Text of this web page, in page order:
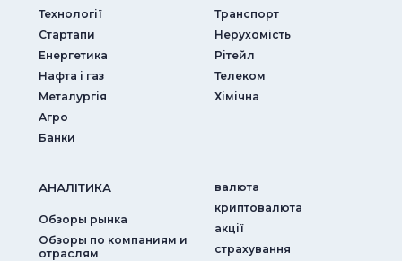
Технології
Стартапи
Енергетика
Нафта і газ
Металургія
Агро
Банки
Транспорт
Нерухомість
Рітейл
Телеком
Хімічна
АНАЛIТИКА
Обзоры рынка
Обзоры по компаниям и
отраслям
валюта
криптовалюта
акції
страхування